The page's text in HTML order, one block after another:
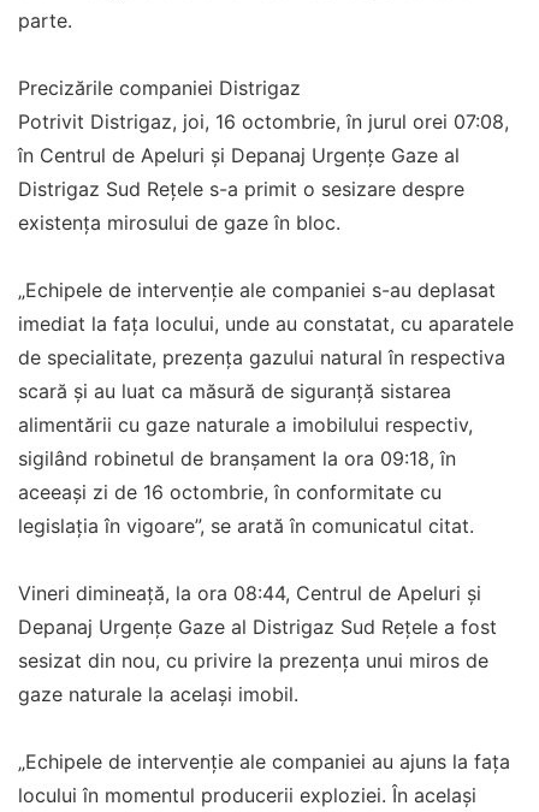
parte.
Precizările companiei Distrigaz
Potrivit Distrigaz, joi, 16 octombrie, în jurul orei 07:08,
în Centrul de Apeluri și Depanaj Urgențe Gaze al
Distrigaz Sud Rețele s-a primit o sesizare despre
existența mirosului de gaze în bloc.
„Echipele de intervenţie ale companiei s-au deplasat
imediat la fața locului, unde au constatat, cu aparatele
de specialitate, prezența gazului natural în respectiva
scară și au luat ca măsură de siguranță sistarea
alimentării cu gaze naturale a imobilului respectiv,
sigilând robinetul de branșament la ora 09:18, în
aceeași zi de 16 octombrie, în conformitate cu
legislația în vigoare”, se arată în comunicatul citat.
Vineri dimineață, la ora 08:44, Centrul de Apeluri și
Depanaj Urgențe Gaze al Distrigaz Sud Rețele a fost
sesizat din nou, cu privire la prezența unui miros de
gaze naturale la același imobil.
„Echipele de intervenție ale companiei au ajuns la fața
locului în momentul producerii exploziei. În același